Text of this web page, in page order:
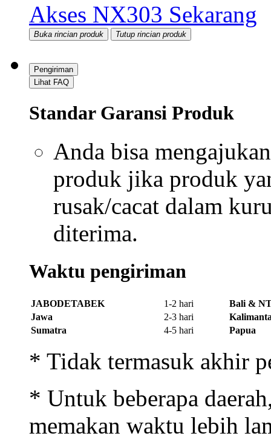
Akses NX303 Sekarang
Buka rincian produk Tutup rincian produk
Pengiriman
Lihat FAQ
Standar Garansi Produk
Anda bisa
produk jika produk
rusak/cacat dalam
diterima.
Waktu pengiriman
JABODETABEK 1-2 hari
Bali &
Jawa
2-3 hari
Sumatra
4-5 hari Papua
* Tidak termasuk akhir
* Untuk beberapa
memakan waktu lebih